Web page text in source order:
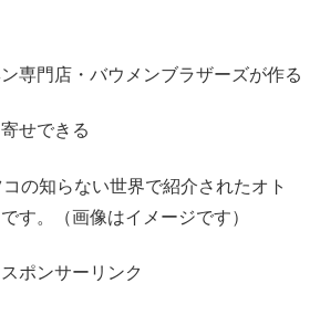
専門店・バウメンブラザーズが作る
せできる
の知らない世界で紹介されたオト
す。（画像はイメージです）
スポンサーリンク